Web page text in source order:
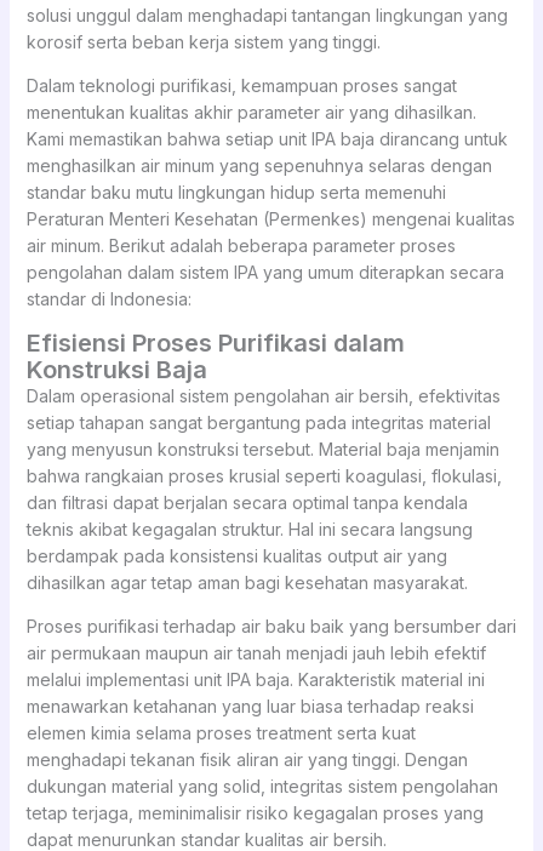
solusi unggul dalam menghadapi tantangan lingkungan yang
korosif serta beban kerja sistem yang tinggi.
Dalam teknologi purifikasi, kemampuan proses sangat
menentukan kualitas akhir parameter air yang dihasilkan.
Kami memastikan bahwa setiap unit IPA baja dirancang untuk
menghasilkan air minum yang sepenuhnya selaras dengan
standar baku mutu lingkungan hidup serta memenuhi
Peraturan Menteri Kesehatan (Permenkes) mengenai kualitas
air minum. Berikut adalah beberapa parameter proses
pengolahan dalam sistem IPA yang umum diterapkan secara
standar di Indonesia:
Efisiensi Proses Purifikasi dalam
Konstruksi Baja
Dalam operasional sistem pengolahan air bersih, efektivitas
setiap tahapan sangat bergantung pada integritas material
yang menyusun konstruksi tersebut. Material baja menjamin
bahwa rangkaian proses krusial seperti koagulasi, flokulasi,
dan filtrasi dapat berjalan secara optimal tanpa kendala
teknis akibat kegagalan struktur. Hal ini secara langsung
berdampak pada konsistensi kualitas output air yang
dihasilkan agar tetap aman bagi kesehatan masyarakat.
Proses purifikasi terhadap air baku baik yang bersumber dari
air permukaan maupun air tanah menjadi jauh lebih efektif
melalui implementasi unit IPA baja. Karakteristik material ini
menawarkan ketahanan yang luar biasa terhadap reaksi
elemen kimia selama proses treatment serta kuat
menghadapi tekanan fisik aliran air yang tinggi. Dengan
dukungan material yang solid, integritas sistem pengolahan
tetap terjaga, meminimalisir risiko kegagalan proses yang
dapat menurunkan standar kualitas air bersih.